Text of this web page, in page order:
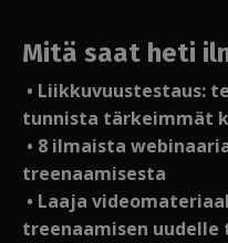
Mitä saat heti
• Liikkuvuustestaus:
tunnista tärkeimmät
• 8 ilmaista
treenaamisesta
• Laaja
treenaamisen uudelle